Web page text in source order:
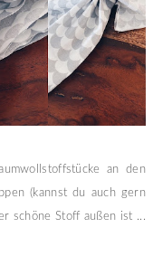
an den
(kannst du auch gern
schöne Stoff außen ist ...